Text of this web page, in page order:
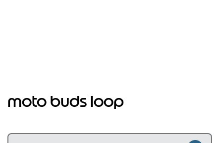
t
e
o
moto buds loop